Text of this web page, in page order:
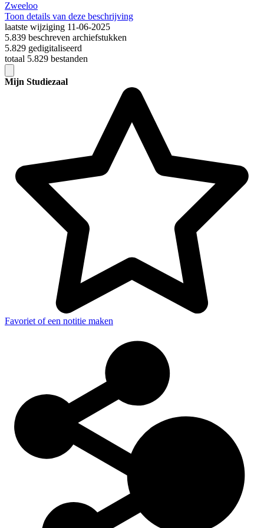
Zweeloo
Toon details van deze beschrijving
laatste wijziging 11-06-2025
5.839 beschreven archiefstukken
5.829 gedigitaliseerd
totaal 5.829 bestanden
Mijn Studiezaal
Favoriet of een notitie maken